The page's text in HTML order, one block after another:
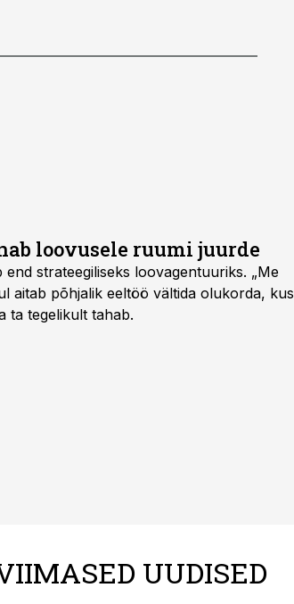
loovusele ruumi juurde
strateegiliseks loovagentuuriks. „Me
aitab põhjalik eeltöö vältida olukorda, kus
ta tegelikult tahab.
UUDISED